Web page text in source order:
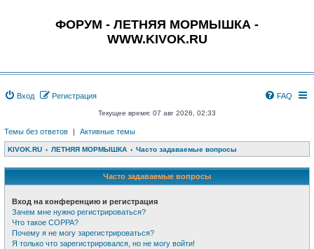
ФОРУМ - ЛЕТНЯЯ МОРМЫШКА -
WWW.KIVOK.RU
Вход Регистрация FAQ
Текущее время: 07 авг 2026, 02:33
Темы без ответов | Активные темы
KIVOK.RU ЛЕТНЯЯ МОРМЫШКА Часто задаваемые вопросы
Часто задаваемые вопросы
Вход на конференцию и регистрация
Зачем мне нужно регистрироваться?
Что такое COPPA?
Почему я не могу зарегистрироваться?
Я только что зарегистрировался, но не могу войти!